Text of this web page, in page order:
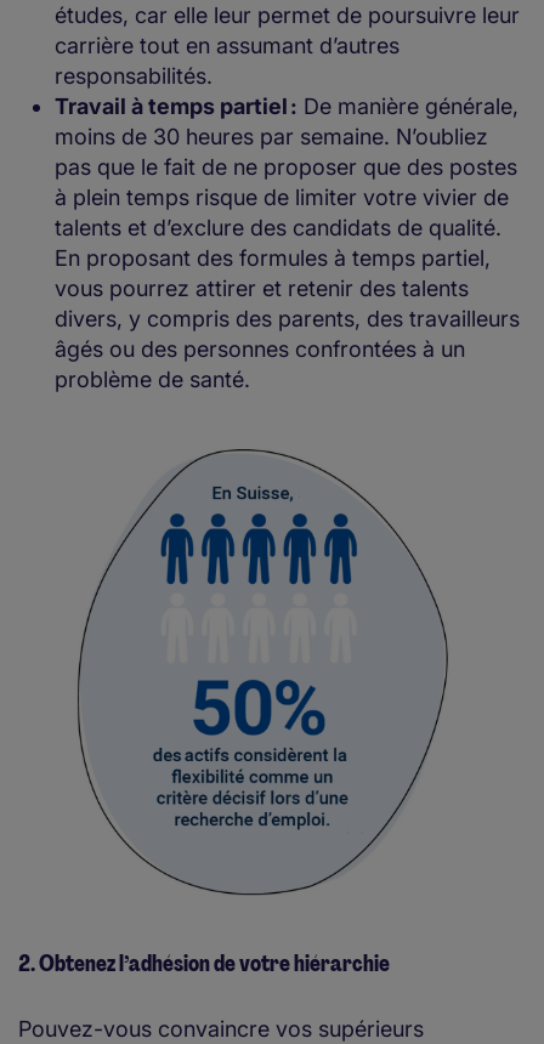
études, car elle leur permet de poursuivre leur
carrière tout en assumant d’autres
responsabilités.
Travail à temps partiel : De manière générale,
moins de 30 heures par semaine. N’oubliez
pas que le fait de ne proposer que des postes
à plein temps risque de limiter votre vivier de
talents et d’exclure des candidats de qualité.
En proposant des formules à temps partiel,
vous pourrez attirer et retenir des talents
divers, y compris des parents, des travailleurs
âgés ou des personnes confrontées à un
problème de santé.
2. Obtenez l’adhésion de votre hiérarchie
Pouvez-vous convaincre vos supérieurs